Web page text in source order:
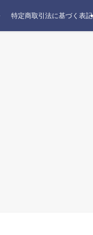
特定商取引法に基づく表記